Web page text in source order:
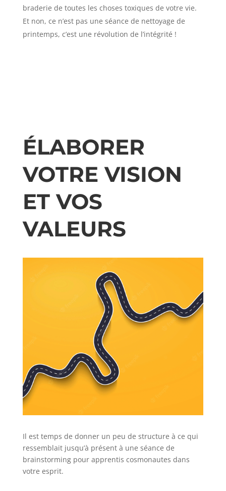
braderie de toutes les choses toxiques de votre vie.
Et non, ce n’est pas une séance de nettoyage de
printemps, c’est une révolution de l’intégrité !
ÉLABORER
VOTRE VISION
ET VOS
VALEURS
Il est temps de donner un peu de structure à ce qui
ressemblait jusqu’à présent à une séance de
brainstorming pour apprentis cosmonautes dans
votre esprit.